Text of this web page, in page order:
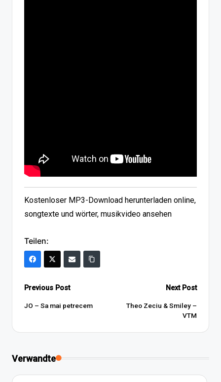
Kostenloser MP3-Download herunterladen online,
songtexte und wörter, musikvideo ansehen
Teilen:
Post
navigation
Previous Post
JO – Sa mai petrecem
Next Post
Theo Zeciu & Smiley –
VTM
Verwandte